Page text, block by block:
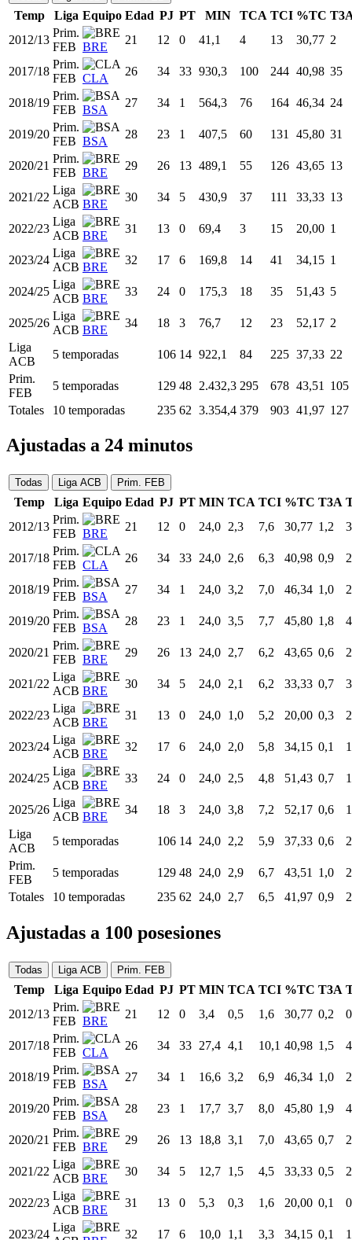
Temp Liga Equipo Edad PJ PT MIN TCA TCI %TC
2012/13
Prim.
FEB BRE
21 12 0 41,1 4 13 30,77 2
2017/18
Prim.
FEB CLA
26 34 33 930,3 100 244 40,98 35
2018/19
Prim.
FEB BSA
27 34 1 564,3 76 164 46,34 24
2019/20
Prim.
FEB BSA
28 23 1 407,5 60 131 45,80 31
2020/21
Prim.
FEB BRE
29 26 13 489,1 55 126 43,65 13
2021/22
Liga
ACB BRE
30 34 5 430,9 37 111 33,33 13
2022/23
Liga
ACB BRE
31 13 0 69,4 3 15 20,00 1
2023/24
Liga
ACB BRE
32 17 6 169,8 14 41 34,15 1
2024/25
Liga
ACB BRE
33 24 0 175,3 18 35 51,43 5
2025/26
Liga
ACB BRE
34 18 3 76,7 12 23 52,17 2
Liga
ACB
5 temporadas 106 14 922,1 84 225 37,33 22
Prim.
FEB
5 temporadas 129 48 2.432,3 295 678 43,51
105
Totales
10 temporadas 235 62 3.354,4 379 903 41,97 127
Ajustadas a 24 minutos
Todas Liga ACB Prim. FEB
Temp Liga Equipo Edad PJ PT MIN TCA TCI %TC T3A
2012/13
Prim.
FEB BRE
21 12 0 24,0 2,3 7,6 30,77 1,2
2017/18
Prim.
FEB CLA
26 34 33 24,0 2,6 6,3 40,98 0,9
2018/19
Prim.
FEB BSA
27 34 1 24,0 3,2 7,0 46,34 1,0
2019/20
Prim.
FEB BSA
28 23 1 24,0 3,5 7,7 45,80 1,8
2020/21
Prim.
FEB BRE
29 26 13 24,0 2,7 6,2 43,65 0,6
2021/22
Liga
ACB BRE
30 34 5 24,0 2,1 6,2 33,33 0,7
2022/23
Liga
ACB BRE
31 13 0 24,0 1,0 5,2 20,00 0,3
2023/24
Liga
ACB BRE
32 17 6 24,0 2,0 5,8 34,15 0,1
2024/25
Liga
ACB BRE
33 24 0 24,0 2,5 4,8 51,43 0,7
2025/26
Liga
ACB BRE
34 18 3 24,0 3,8 7,2 52,17 0,6
Liga
ACB
5 temporadas 106 14 24,0 2,2 5,9 37,33 0,6
Prim.
FEB
5 temporadas 129 48 24,0 2,9 6,7 43,51 1,0
Totales
10 temporadas 235 62 24,0 2,7 6,5 41,97 0,9
Ajustadas a 100 posesiones
Todas Liga ACB Prim. FEB
Temp Liga Equipo Edad PJ PT MIN TCA TCI %TC T3A
2012/13
Prim.
FEB BRE
21 12 0 3,4 0,5 1,6 30,77 0,2
2017/18
Prim.
FEB CLA
26 34 33 27,4 4,1 10,1 40,98 1,5
2018/19
Prim.
FEB BSA
27 34 1 16,6 3,2 6,9 46,34 1,0
2019/20
Prim.
FEB BSA
28 23 1 17,7 3,7 8,0 45,80 1,9
2020/21
Prim.
FEB BRE
29 26 13 18,8 3,1 7,0 43,65 0,7
2021/22
Liga
ACB BRE
30 34 5 12,7 1,5 4,5 33,33 0,5
2022/23
Liga
ACB BRE
31 13 0 5,3 0,3 1,6 20,00 0,1
2023/24
Liga
32 17 6 10,0 1,1 3,3 34,15 0,1